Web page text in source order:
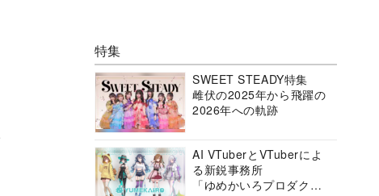
特集
SWEET STEADY特集
雌伏の2025年から飛躍の
2026年への軌跡
AI VTuberとVTuberによ
る新鋭事務所
「ゆめかいろプロダクシ